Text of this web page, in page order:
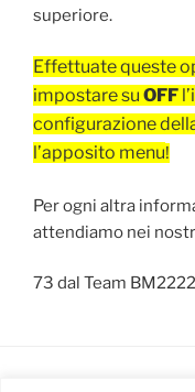
superiore.
Effettuate queste
impostare su OFF
configurazione
l’apposito menu!
Per ogni altra
attendiamo nei
73 dal Team BM2222